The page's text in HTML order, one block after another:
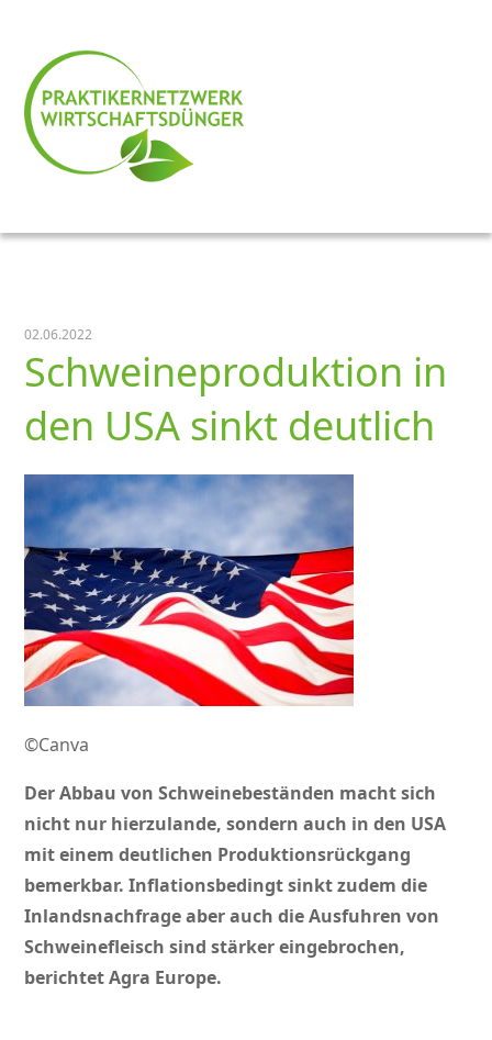
02.06.2022
Schweineproduktion in
den USA sinkt deutlich
©Canva
Der Abbau von Schweinebeständen macht sich
nicht nur hierzulande, sondern auch in den USA
mit einem deutlichen Produktionsrückgang
bemerkbar. Inflationsbedingt sinkt zudem die
Inlandsnachfrage aber auch die Ausfuhren von
Schweinefleisch sind stärker eingebrochen,
berichtet Agra Europe.